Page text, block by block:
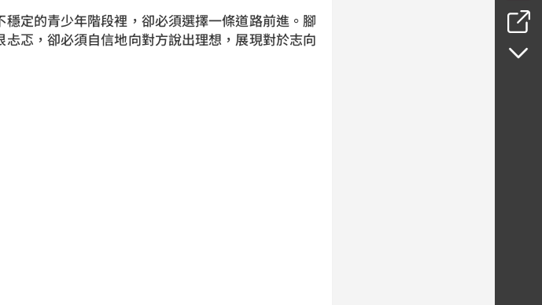
定的青少年階段裡，卻必須選擇一條道路前進。腳
忑，卻必須自信地向對方說出理想，展現對於志向